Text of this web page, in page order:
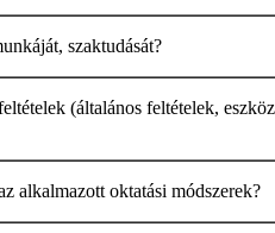
szaktudását?
(általános feltételek,
alkalmazott oktatási módszerek?